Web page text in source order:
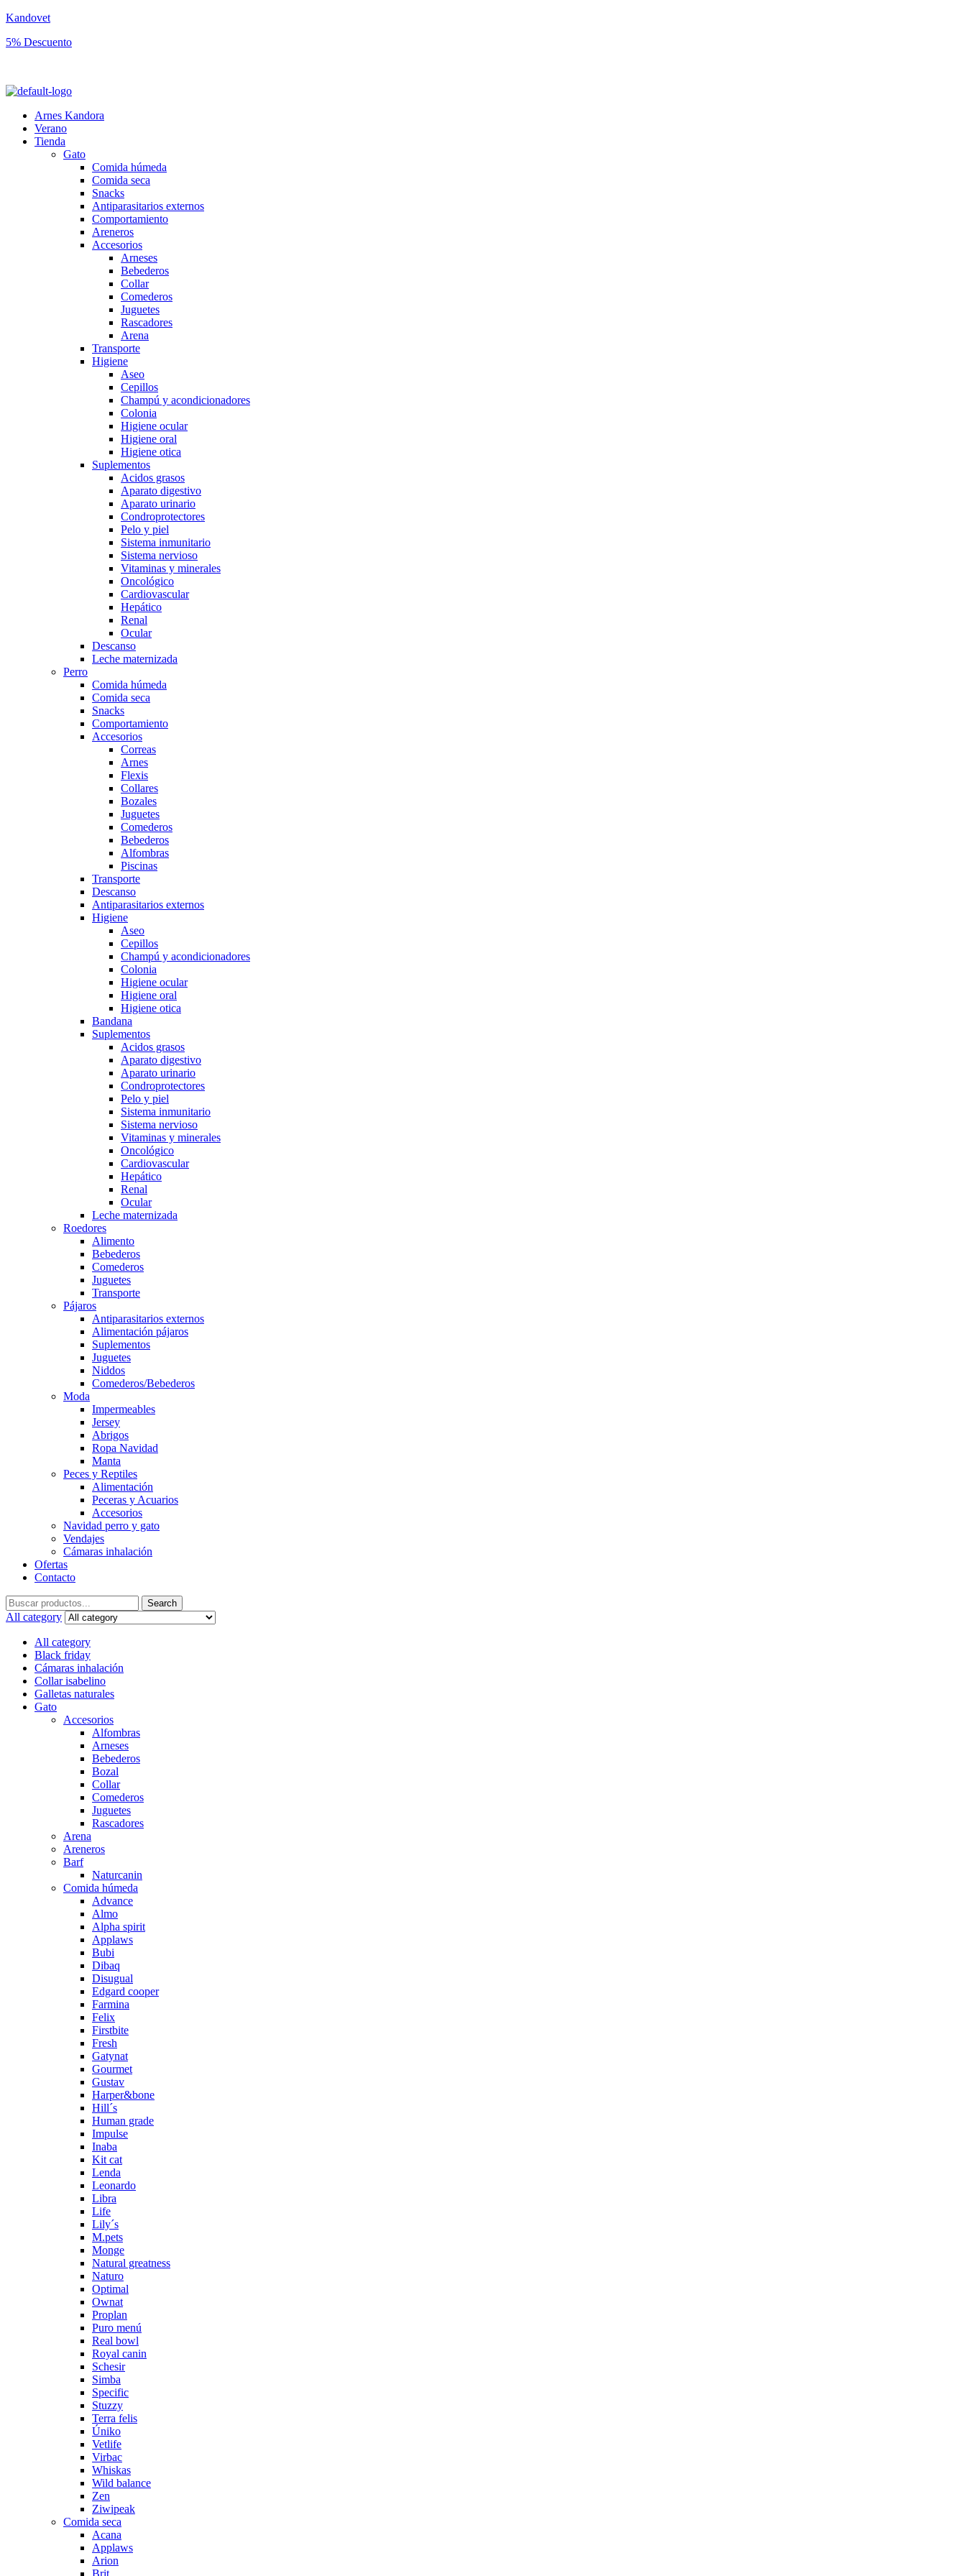
Kandovet
5% Descuento
Arnes Kandora
Verano
Tienda
Gato
Comida húmeda
Comida seca
Snacks
Antiparasitarios externos
Comportamiento
Areneros
Accesorios
Arneses
Bebederos
Collar
Comederos
Juguetes
Rascadores
Arena
Transporte
Higiene
Aseo
Cepillos
Champú y acondicionadores
Colonia
Higiene ocular
Higiene oral
Higiene otica
Suplementos
Acidos grasos
Aparato digestivo
Aparato urinario
Condroprotectores
Pelo y piel
Sistema inmunitario
Sistema nervioso
Vitaminas y minerales
Oncológico
Cardiovascular
Hepático
Renal
Ocular
Descanso
Leche maternizada
Perro
Comida húmeda
Comida seca
Snacks
Comportamiento
Accesorios
Correas
Arnes
Flexis
Collares
Bozales
Juguetes
Comederos
Bebederos
Alfombras
Piscinas
Transporte
Descanso
Antiparasitarios externos
Higiene
Aseo
Cepillos
Champú y acondicionadores
Colonia
Higiene ocular
Higiene oral
Higiene otica
Bandana
Suplementos
Acidos grasos
Aparato digestivo
Aparato urinario
Condroprotectores
Pelo y piel
Sistema inmunitario
Sistema nervioso
Vitaminas y minerales
Oncológico
Cardiovascular
Hepático
Renal
Ocular
Leche maternizada
Roedores
Alimento
Bebederos
Comederos
Juguetes
Transporte
Pájaros
Antiparasitarios externos
Alimentación pájaros
Suplementos
Juguetes
Niddos
Comederos/Bebederos
Moda
Impermeables
Jersey
Abrigos
Ropa Navidad
Manta
Peces y Reptiles
Alimentación
Peceras y Acuarios
Accesorios
Navidad perro y gato
Vendajes
Cámaras inhalación
Ofertas
Contacto
Search
for:
Search
All category
All category
Black friday
Cámaras inhalación
Collar isabelino
Galletas naturales
Gato
Accesorios
Alfombras
Arneses
Bebederos
Bozal
Collar
Comederos
Juguetes
Rascadores
Arena
Areneros
Barf
Naturcanin
Comida húmeda
Advance
Almo
Alpha spirit
Applaws
Bubi
Dibaq
Disugual
Edgard cooper
Farmina
Felix
Firstbite
Fresh
Gatynat
Gourmet
Gustav
Harper&bone
Hill´s
Human grade
Impulse
Inaba
Kit cat
Lenda
Leonardo
Libra
Life
Lily´s
M.pets
Monge
Natural greatness
Naturo
Optimal
Ownat
Proplan
Puro menú
Real bowl
Royal canin
Schesir
Simba
Specific
Stuzzy
Terra felis
Úniko
Vetlife
Virbac
Whiskas
Wild balance
Zen
Ziwipeak
Comida seca
Acana
Applaws
Arion
Brit